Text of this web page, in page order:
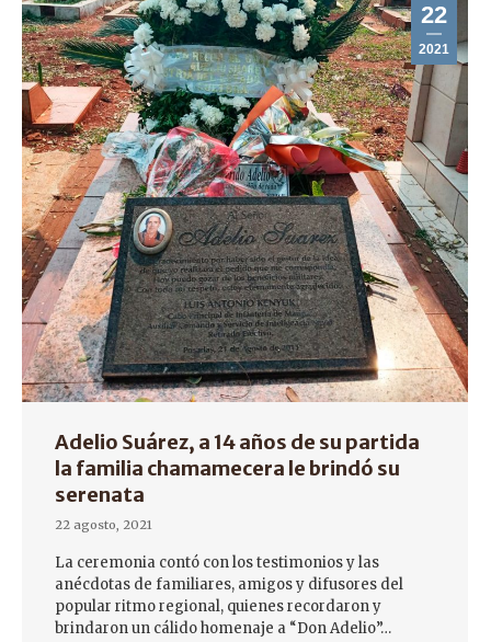
22
2021
Adelio Suárez, a 14 años de su partida
la familia chamamecera le brindó su
serenata
22 agosto, 2021
La ceremonia contó con los testimonios y las
anécdotas de familiares, amigos y difusores del
popular ritmo regional, quienes recordaron y
brindaron un cálido homenaje a “Don Adelio”…